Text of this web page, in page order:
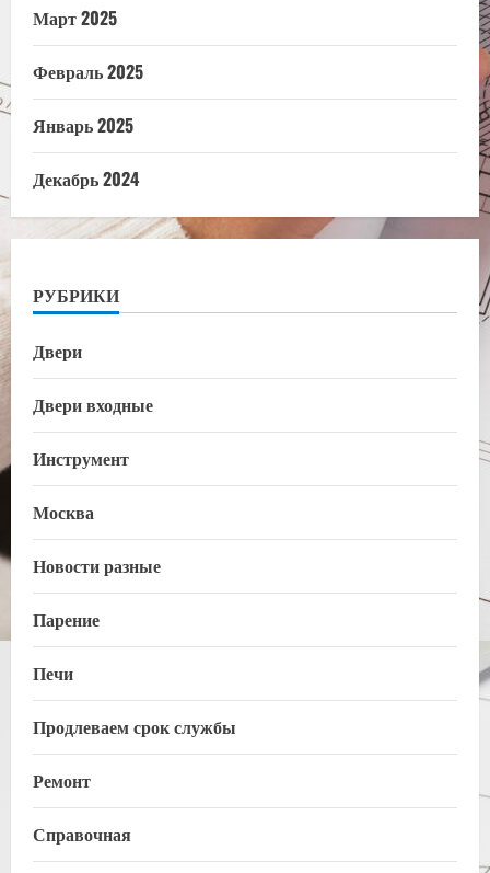
Март 2025
Февраль 2025
Январь 2025
Декабрь 2024
РУБРИКИ
Двери
Двери входные
Инструмент
Москва
Новости разные
Парение
Печи
Продлеваем срок службы
Ремонт
Справочная